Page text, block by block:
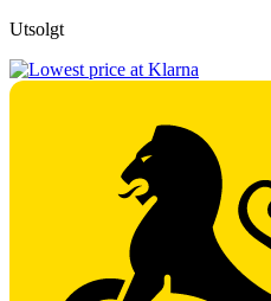
Utsolgt